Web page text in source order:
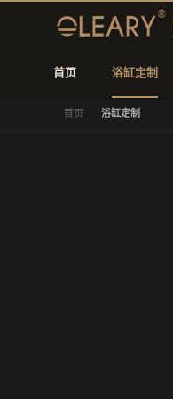
首页 浴缸定制
首页 › 浴缸定制